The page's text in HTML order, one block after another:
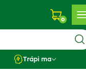
0
Trápi ma